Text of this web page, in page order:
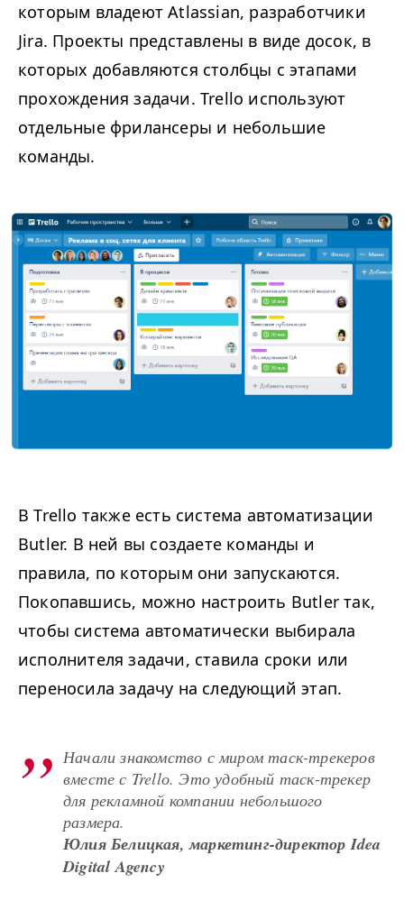
которым владеют Atlassian, разработчики
Jira. Проекты представлены в виде досок, в
которых добавляются столбцы с этапами
прохождения задачи. Trello используют
отдельные фрилансеры и небольшие
команды.
В Trello также есть система автоматизации
Butler. В ней вы создаете команды и
правила, по которым они запускаются.
Покопавшись, можно настроить Butler так,
чтобы система автоматически выбирала
исполнителя задачи, ставила сроки или
переносила задачу на следующий этап.
Начали знакомство с миром таск-трекеров
вместе с Trellо. Это удобный таск-трекер
для рекламной компании небольшого
размера.
Юлия Белицкая, маркетинг-директор Idea
Digital Agency